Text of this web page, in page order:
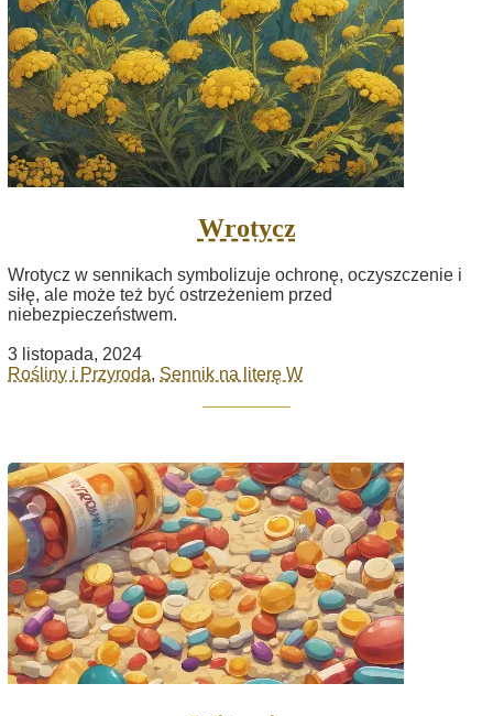
Wrotycz
Wrotycz w sennikach symbolizuje ochronę, oczyszczenie i
siłę, ale może też być ostrzeżeniem przed
niebezpieczeństwem.
3 listopada, 2024
Rośliny i Przyroda, Sennik na literę W